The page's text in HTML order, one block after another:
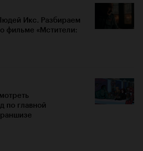
Икс. Разбираем
фильме «Мстители:
по главной